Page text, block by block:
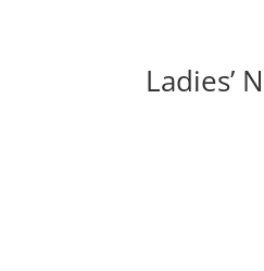
Ladies’